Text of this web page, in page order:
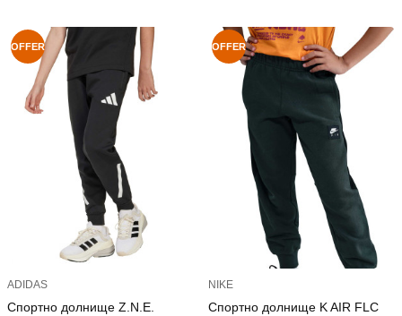
OFFER
ADIDAS
Спортно долнище Z.N.E.
OFFER
NIKE
Спортно долнище K AIR FLC